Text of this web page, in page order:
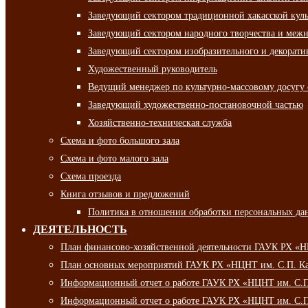
Заведующий сектором традиционной хакасской
Заведующий сектором народного творчества и
Заведующий сектором изобразительного и
Художественный руководитель
Ведущий менеджер по культурно-массовому досугу
Заведующий художественно-постановочной частью
Хозяйственно-техническая служба
Схема и фото большого зала
Схема и фото малого зала
Схема проезда
Книга отзывов и предложений
Политика в отношении обработки персональных
ДЕЯТЕЛЬНОСТЬ
План финансово-хозяйственной деятельности ГАУК РХ
План основных мероприятий ГАУК РХ «НЦНТ им. С.П.
Информационный отчет о работе ГАУК РХ «НЦНТ им.
Информационный отчет о работе ГАУК РХ «НЦНТ им.